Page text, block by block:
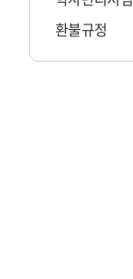
환불규정